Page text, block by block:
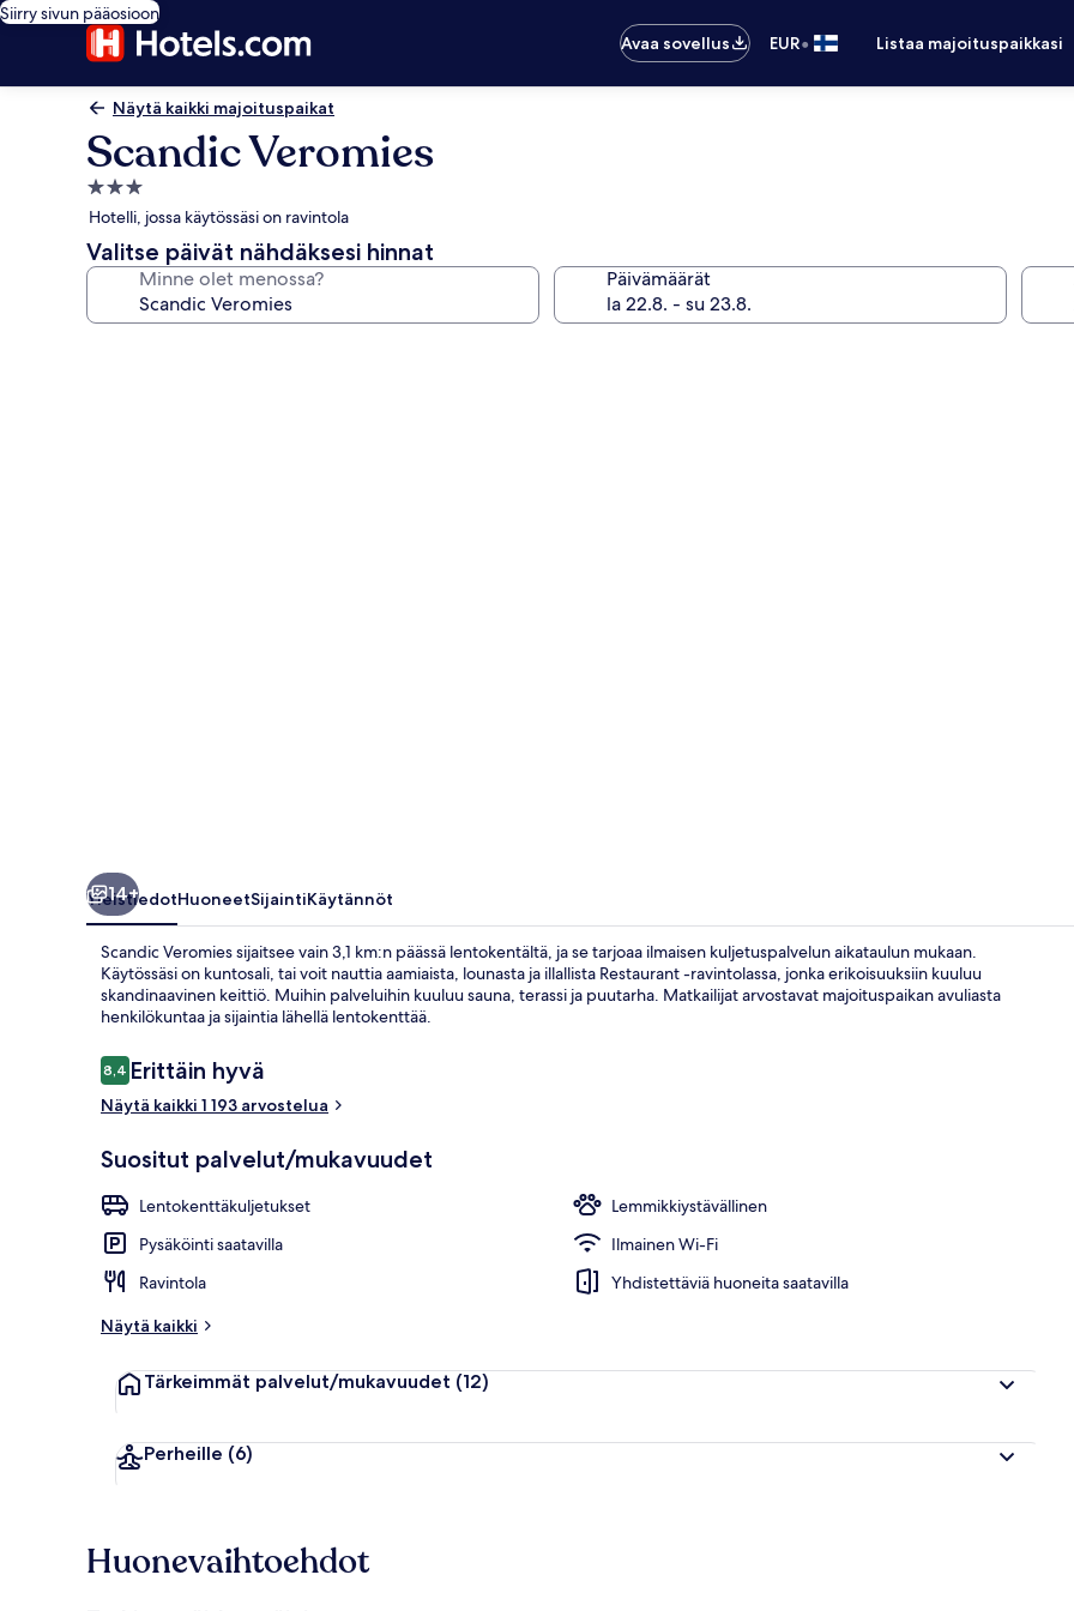
Siirry sivun pääosioon
Avaa sovellus
EUR• Listaa majoituspaikkasi
Näytä kaikki majoituspaikat
Scandic Veromies
3.0
tähden
majoituspaikka
Hotelli, jossa käytössäsi on ravintola
Valitse päivät nähdäksesi hinnat
Minne olet menossa? Päivämäärät
14+
YleistiedotHuoneetSijaintiKäytännöt
Scandic Veromies sijaitsee vain 3,1 km:n päässä lentokentältä, ja se tarjoaa ilmaisen kuljetuspalvelun aikataulun mukaan.
Käytössäsi on kuntosali, tai voit nauttia aamiaista, lounasta ja illallista Restaurant -ravintolassa, jonka erikoisuuksiin kuuluu
skandinaavinen keittiö. Muihin palveluihin kuuluu sauna, terassi ja puutarha. Matkailijat arvostavat majoituspaikan avuliasta
henkilökuntaa ja sijaintia lähellä lentokenttää.
Arvostelut
8,48,4 kautta 10.
Erittäin hyvä
Näytä kaikki 1 193 arvostelua
Suositut palvelut/mukavuudet
Lentokenttäkuljetukset
Lemmikkiystävällinen
Pysäköinti saatavilla
Ilmainen Wi-Fi
Ravintola
Yhdistettäviä huoneita saatavilla
Näytä kaikki
Tärkeimmät palvelut/mukavuudet (12)
Perheille (6)
Huonevaihtoehdot